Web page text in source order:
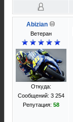
Abizian
Ветеран
Откуда:
Сообщений: 3 254
Репутация: 58